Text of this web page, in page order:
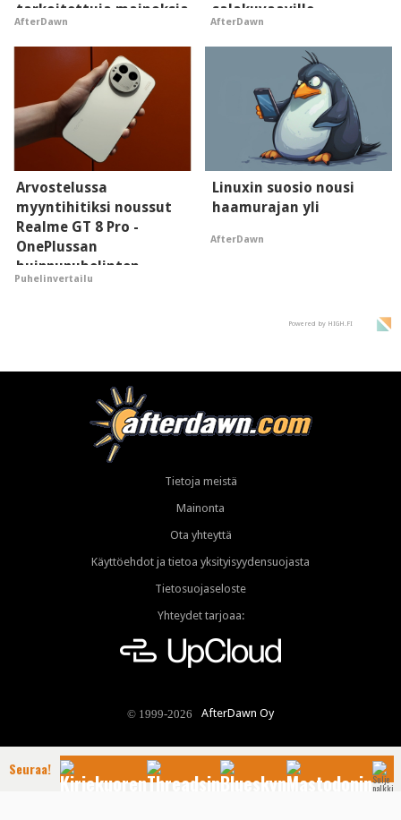
tarkoitettuja mainoksia
- vaikuttaa tekoälyn
mielikuvaan brändistä
AfterDawn
salakuvaaville
hyypiöille
AfterDawn
Arvostelussa
myyntihitiksi noussut
Realme GT 8 Pro -
OnePlussan
huippupuhelinten
"perillinen"
Puhelinvertailu
Linuxin suosio nousi
haamurajan yli
AfterDawn
Powered by HIGH.FI
Tietoja meistä
Mainonta
Ota yhteyttä
Käyttöehdot ja tietoa yksityisyydensuojasta
Tietosuojaseloste
Yhteydet tarjoaa:
© 1999-2026 AfterDawn Oy
Seuraa!